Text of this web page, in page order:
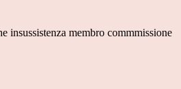
membro commmissione